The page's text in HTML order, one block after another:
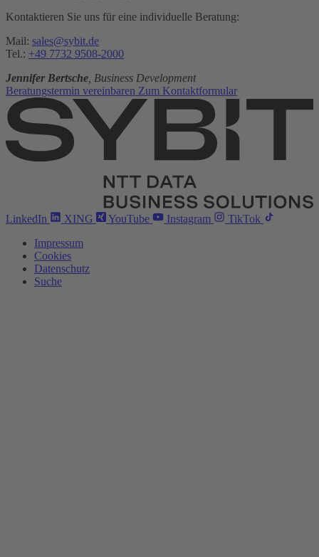
Kontaktieren Sie uns für eine individuelle Beratung:
Mail: sales@sybit.de
Tel.: +49 7732 9508-2000
Jennifer Bertsche, Business Development
Beratungstermin vereinbaren Zum Kontaktformular
LinkedIn XING YouTube Instagram
TikTok
Impressum
Cookies
Datenschutz
Suche